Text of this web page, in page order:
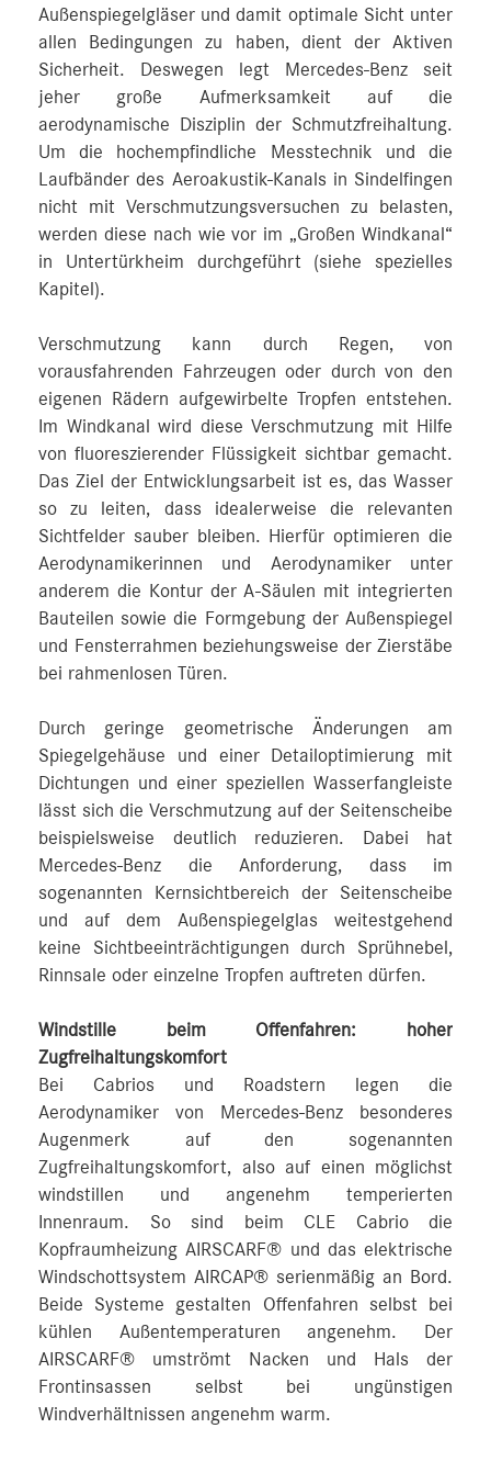
Außenspiegelgläser und damit optimale Sicht unter
allen Bedingungen zu haben, dient der Aktiven
Sicherheit. Deswegen legt Mercedes-Benz seit
jeher große Aufmerksamkeit auf die
aerodynamische Disziplin der Schmutzfreihaltung.
Um die hochempfindliche Messtechnik und die
Laufbänder des Aeroakustik-Kanals in Sindelfingen
nicht mit Verschmutzungsversuchen zu belasten,
werden diese nach wie vor im „Großen Windkanal“
in Untertürkheim durchgeführt (siehe spezielles
Kapitel).
Verschmutzung kann durch Regen, von
vorausfahrenden Fahrzeugen oder durch von den
eigenen Rädern aufgewirbelte Tropfen entstehen.
Im Windkanal wird diese Verschmutzung mit Hilfe
von fluoreszierender Flüssigkeit sichtbar gemacht.
Das Ziel der Entwicklungsarbeit ist es, das Wasser
so zu leiten, dass idealerweise die relevanten
Sichtfelder sauber bleiben. Hierfür optimieren die
Aerodynamikerinnen und Aerodynamiker unter
anderem die Kontur der A-Säulen mit integrierten
Bauteilen sowie die Formgebung der Außenspiegel
und Fensterrahmen beziehungsweise der Zierstäbe
bei rahmenlosen Türen.
Durch geringe geometrische Änderungen am
Spiegelgehäuse und einer Detailoptimierung mit
Dichtungen und einer speziellen Wasserfangleiste
lässt sich die Verschmutzung auf der Seitenscheibe
beispielsweise deutlich reduzieren. Dabei hat
Mercedes-Benz die Anforderung, dass im
sogenannten Kernsichtbereich der Seitenscheibe
und auf dem Außenspiegelglas weitestgehend
keine Sichtbeeinträchtigungen durch Sprühnebel,
Rinnsale oder einzelne Tropfen auftreten dürfen.
Windstille beim Offenfahren: hoher
Zugfreihaltungskomfort
Bei Cabrios und Roadstern legen die
Aerodynamiker von Mercedes-Benz besonderes
Augenmerk auf den sogenannten
Zugfreihaltungskomfort, also auf einen möglichst
windstillen und angenehm temperierten
Innenraum. So sind beim CLE Cabrio die
Kopfraumheizung AIRSCARF® und das elektrische
Windschottsystem AIRCAP® serienmäßig an Bord.
Beide Systeme gestalten Offenfahren selbst bei
kühlen Außentemperaturen angenehm. Der
AIRSCARF® umströmt Nacken und Hals der
Frontinsassen selbst bei ungünstigen
Windverhältnissen angenehm warm.